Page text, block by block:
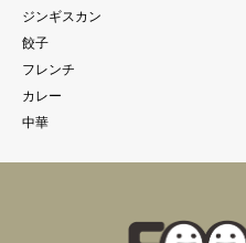
ジンギスカン
餃子
フレンチ
カレー
中華